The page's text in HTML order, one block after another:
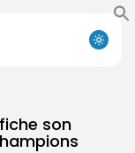
son